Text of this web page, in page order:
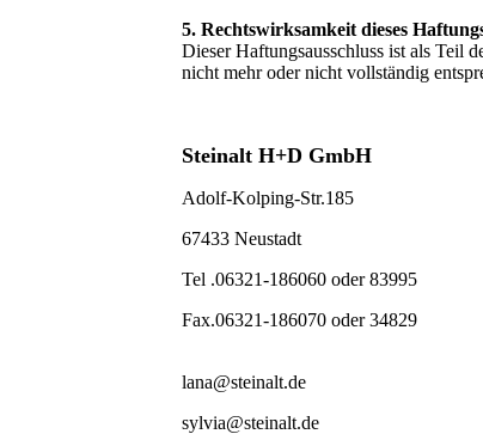
5. Rechtswirksamkeit dieses
Dieser Haftungsausschluss ist als Teil
nicht mehr oder nicht vollständig
Steinalt H+D GmbH
Adolf-Kolping-Str.185
67433 Neustadt
Tel .06321-186060 oder 83995
Fax.06321-186070 oder 34829
lana@steinalt.de
sylvia@steinalt.de